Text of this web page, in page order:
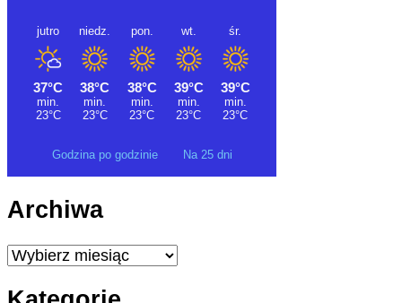
Godzina po godzinie Na 25 dni
Archiwa
Archiwa